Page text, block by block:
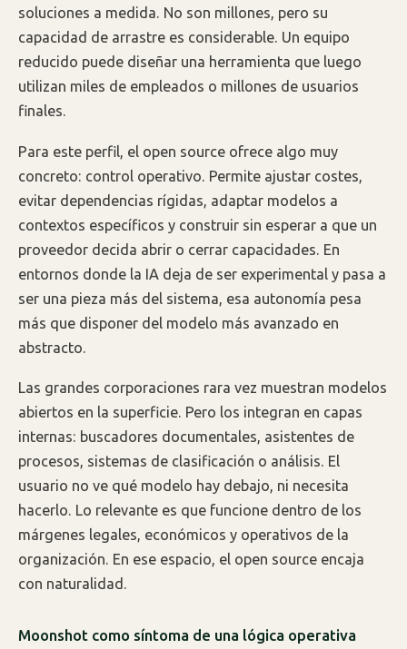
soluciones a medida. No son millones, pero su
capacidad de arrastre es considerable. Un equipo
reducido puede diseñar una herramienta que luego
utilizan miles de empleados o millones de usuarios
finales.
Para este perfil, el open source ofrece algo muy
concreto: control operativo. Permite ajustar costes,
evitar dependencias rígidas, adaptar modelos a
contextos específicos y construir sin esperar a que un
proveedor decida abrir o cerrar capacidades. En
entornos donde la IA deja de ser experimental y pasa a
ser una pieza más del sistema, esa autonomía pesa
más que disponer del modelo más avanzado en
abstracto.
Las grandes corporaciones rara vez muestran modelos
abiertos en la superficie. Pero los integran en capas
internas: buscadores documentales, asistentes de
procesos, sistemas de clasificación o análisis. El
usuario no ve qué modelo hay debajo, ni necesita
hacerlo. Lo relevante es que funcione dentro de los
márgenes legales, económicos y operativos de la
organización. En ese espacio, el open source encaja
con naturalidad.
Moonshot como síntoma de una lógica operativa